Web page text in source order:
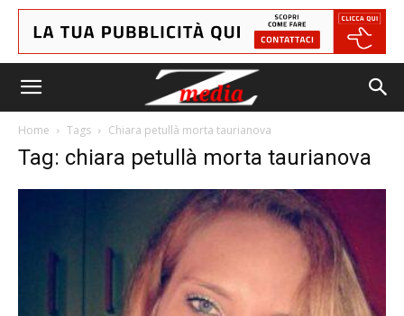
Home Tags Chiara petullà morta taurianova
Tag: chiara petullà morta taurianova